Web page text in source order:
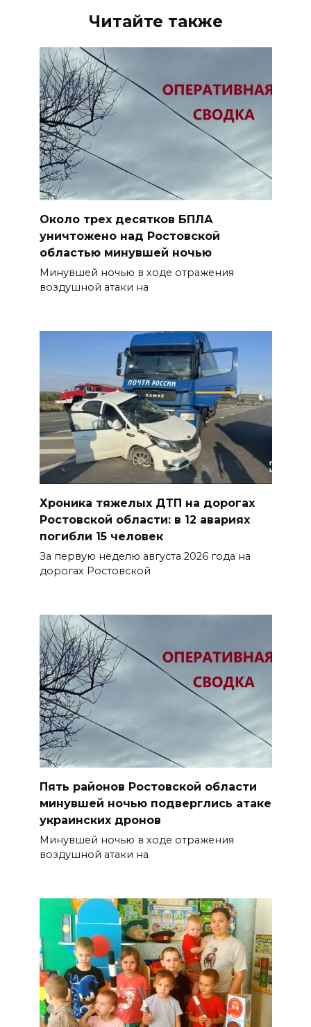
Читайте также
Около трех десятков БПЛА
уничтожено над Ростовской
областью минувшей ночью
Минувшей ночью в ходе отражения
воздушной атаки на
Хроника тяжелых ДТП на дорогах
Ростовской области: в 12 авариях
погибли 15 человек
За первую неделю августа 2026 года на
дорогах Ростовской
Пять районов Ростовской области
минувшей ночью подверглись атаке
украинских дронов
Минувшей ночью в ходе отражения
воздушной атаки на